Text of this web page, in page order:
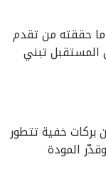
ما حققته من تقدم
المستقبل تبني
بركات خفية تتطور
المودة